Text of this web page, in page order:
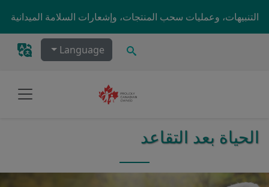
التنبيهات، وعمليات سحب المنتجات، وإشعارات السلامة الميدانية
يبحث Language
الحياة بعد التقاعد